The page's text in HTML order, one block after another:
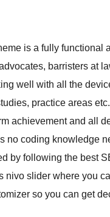
is a fully functional
barristers at
well with all the
practice areas
achievement and all
no coding knowledge
by following the best
nivo slider where you
so you can get